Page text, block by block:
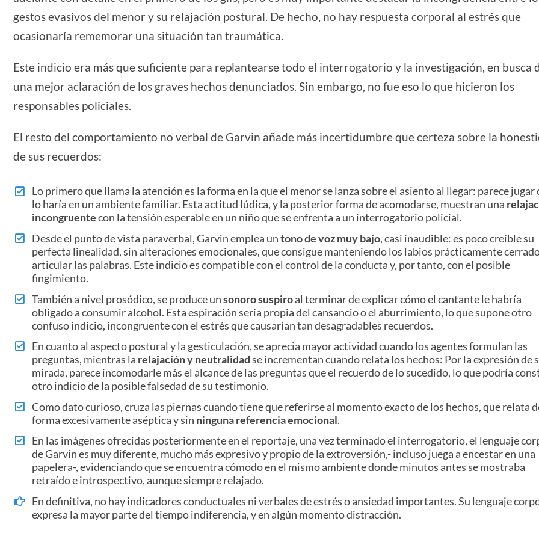
gestos evasivos del menor y su relajación postural. De hecho, no hay respuesta corporal al estrés que
ocasionaría rememorar una situación tan traumática.
Este indicio era más que suficiente para replantearse todo el interrogatorio y la investigación, en busca
una mejor aclaración de los graves hechos denunciados. Sin embargo, no fue eso lo que hicieron los
responsables policiales.
El resto del comportamiento no verbal de Garvin añade más incertidumbre que certeza sobre la
de sus recuerdos:
Lo primero que llama la atención es la forma en la que el menor se lanza sobre el asiento al llegar: parece jugar
lo haría en un ambiente familiar. Esta actitud lúdica, y la posterior forma de acomodarse, muestran una
incongruentecon la tensión esperable en un niño que se enfrenta a un interrogatorio policial.
Desde el punto de vista paraverbal, Garvin emplea untono de voz muy bajo, casi inaudible: es poco creíble su
perfecta linealidad, sin alteraciones emocionales, que consigue manteniendo los labios prácticamente
articular las palabras. Este indicio es compatible con el control de la conducta y, por tanto, con el posible
fingimiento.
También a nivel prosódico, se produce unsonoro suspiroal terminar de explicar cómo el cantante le habría
obligado a consumir alcohol. Esta espiración sería propia del cansancio o el aburrimiento, lo que supone otro
confuso indicio, incongruente con el estrés que causarían tan desagradables recuerdos.
En cuanto al aspecto postural y la gesticulación, se aprecia mayor actividad cuando los agentes formulan las
preguntas, mientras la relajación y neutralidadse incrementan cuando relata los hechos: Por la expresión de
mirada, parece incomodarle más el alcance de las preguntas que el recuerdo de lo sucedido, lo que podría
otro indicio de la posible falsedad de su testimonio.
Como dato curioso, cruza las piernas cuando tiene que referirse al momento exacto de los hechos, que relata
forma excesivamente aséptica y sin ninguna referencia emocional.
En las imágenes ofrecidas posteriormente en el reportaje, una vez terminado el interrogatorio, el lenguaje
de Garvin es muy diferente, mucho más expresivo y propio de la extroversión,- incluso juega a encestar en una
papelera-, evidenciando que se encuentra cómodo en el mismo ambiente donde minutos antes se mostraba
retraído e introspectivo, aunque siempre relajado.
En definitiva, no hay indicadores conductuales ni verbales de estrés o ansiedad importantes. Su lenguaje
expresa la mayor parte del tiempo indiferencia, y en algún momento distracción.